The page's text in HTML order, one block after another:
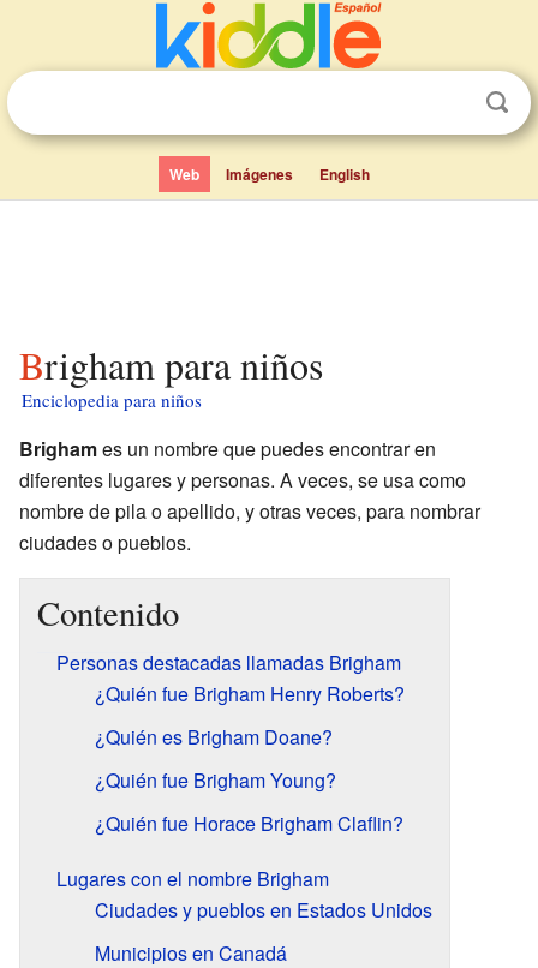
Web Imágenes English
Brigham para niños
Enciclopedia para niños
Brighames un nombre que puedes encontrar en
diferentes lugares y personas. A veces, se usa como
nombre de pila o apellido, y otras veces, para nombrar
ciudades o pueblos.
Contenido
Personas destacadas llamadas Brigham
¿Quién fue Brigham Henry Roberts?
¿Quién es Brigham Doane?
¿Quién fue Brigham Young?
¿Quién fue Horace Brigham Claflin?
Lugares con el nombre Brigham
Ciudades y pueblos en Estados Unidos
Municipios en Canadá